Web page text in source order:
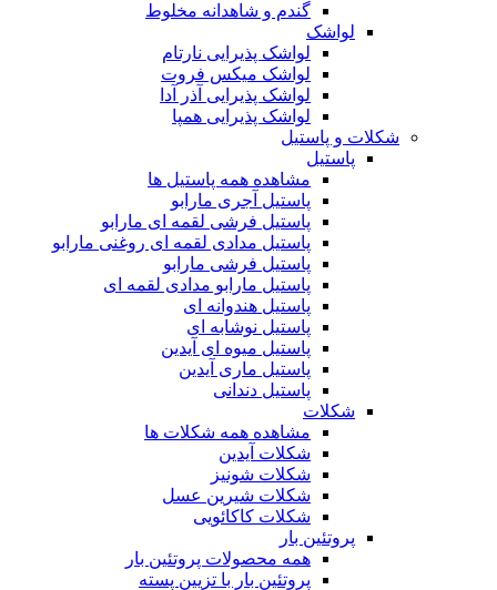
گندم و شاهدانه مخلوط
لواشک
لواشک پذیرایی نارتام
لواشک میکس فروت
لواشک پذیرایی آذر آدا
لواشک پذیرایی همپا
شکلات و پاستیل
پاستیل
مشاهده همه پاستیل ها
پاستیل آجری مارابو
پاستیل فرشی لقمه ای مارابو
پاستیل مدادی لقمه ای روغنی مارابو
پاستیل فرشی مارابو
پاستیل مارابو مدادی لقمه ای
پاستیل هندوانه ای
پاستیل نوشابه ای
پاستیل میوه ای آیدین
پاستیل ماری آیدین
پاستیل دندانی
شکلات
مشاهده همه شکلات ها
شکلات آیدین
شکلات شونیز
شکلات شیرین عسل
شکلات کاکائویی
پروتئین بار
همه محصولات پروتئین بار
پروتئین بار با تزیین پسته